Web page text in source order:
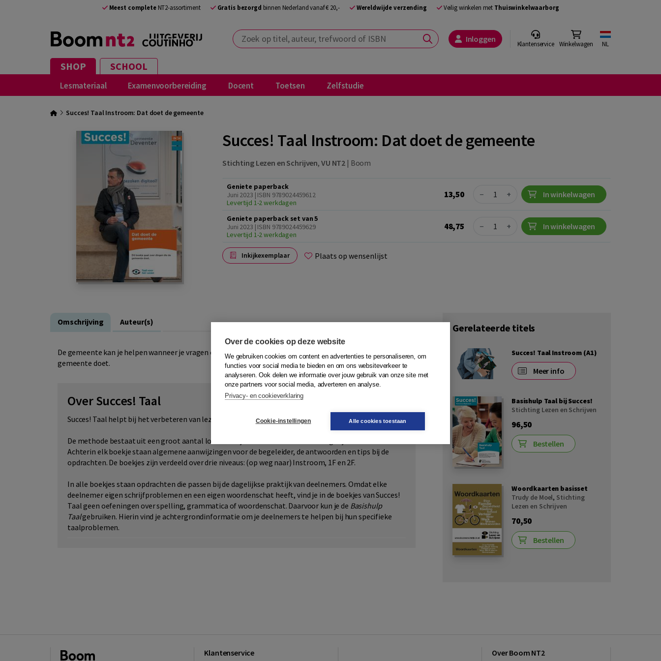
Meest completeNT2-assortiment Gratis bezorgd binnen Nederland vanaf € 20,- Wereldwijde verzending Veilig winkelen met Thuiswinkelwaarborg
Zoek op titel, auteur, trefwoord of ISBN Inloggen Klantenservice Winkelwagen NL
SHOP SCHOOL
Lesmateriaal Examenvoorbereiding Docent Toetsen Zelfstudie
Succes! Taal Instroom: Dat doet de gemeente
Succes! Taal Instroom: Dat doet de gemeente
Stichting Lezen en Schrijven, VU NT2 | Boom
Geniete paperback
Juni 2023 | ISBN 9789024459612
Levertijd 1-2 werkdagen
13,50 Quantity
− + In winkelwagen
Geniete paperback set van 5
Juni 2023 | ISBN 9789024459629
Levertijd 1-2 werkdagen
48,75 Quantity
− + In winkelwagen
Inkijkexemplaar Plaats op wensenlijst
Omschrijving Auteur(s)
De gemeente kan je helpen wanneer je vragen of problemen hebt. Dit werkboek gaat over dingen die de
gemeente doet.
Over Succes! Taal
Succes! Taal helpt bij het verbeteren van lezen, schrijven en spreken.
De methode bestaat uit een groot aantal losse boekjes rond situaties uit het dagelijks leven of werk.
Achterin elk boekje staan algemene aanwijzingen voor de begeleider, de antwoorden en tips bij de
opdrachten. De boekjes zijn verdeeld over drie niveaus: (op weg naar) Instroom, 1F en 2F.
In alle boekjes staan opdrachten die passen bij de dagelijkse praktijk van deelnemers. Omdat elke
deelnemer eigen schrijfproblemen en een eigen woordenschat heeft, vind je in de boekjes van Succes!
Taal geen oefeningen over spelling, grammatica of woordenschat. Daarvoor kun je de Basishulp
Taalgebruiken. Hierin vind je achtergrondinformatie om je deelnemers te helpen bij hun specifieke
taalproblemen.
Gerelateerde titels
Succes! Taal Instroom (A1)
Meer info
Basishulp Taal bij Succes!
Stichting Lezen en Schrijven
96,50
Bestellen
Woordkaarten basisset
Trudy de Moel, Stichting
Lezen en Schrijven
70,50
Bestellen
Klantenservice
Over Boom NT2
Over de cookies op deze website
We gebruiken cookies om content en advertenties te personaliseren, om
functies voor social media te bieden en om ons websiteverkeer te
analyseren. Ook delen we informatie over jouw gebruik van onze site met
onze partners voor social media, adverteren en analyse.
Privacy- en cookieverklaring
Cookie-instellingen Alle cookies toestaan